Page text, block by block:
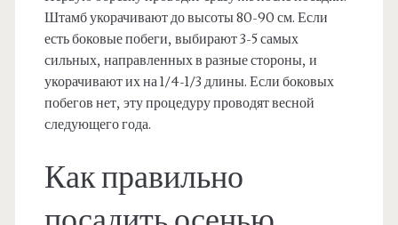
Штамб укорачивают до высоты 80-90 см. Если
есть боковые побеги, выбирают 3-5 самых
сильных, направленных в разные стороны, и
укорачивают их на 1/4-1/3 длины. Если боковых
побегов нет, эту процедуру проводят весной
следующего года.
Как правильно